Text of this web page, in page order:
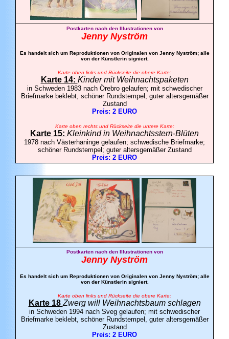
Postkarten nach den Illustrationen von
Jenny Nyström
Es handelt sich um Reproduktionen von Originalen von Jenny Nyström; alle
von der Künstlerin signiert.
Karte oben links und Rückseite die obere Karte:
Karte 14: Kinder mit Weihnachtspaketen
in Schweden 1983 nach Örebro gelaufen; mit schwedischer
Briefmarke beklebt, schöner Rundstempel, guter altersgemäßer
Zustand
Preis: 2 EURO
Karte oben rechts und Rückseite die untere Karte:
Karte 15: Kleinkind in Weihnachtsstern-Blüten
1978 nach Västerhaninge gelaufen; schwedische Briefmarke;
schöner Rundstempel; guter altersgemäßer Zustand
Preis: 2 EURO
Postkarten nach den Illustrationen von
Jenny Nyström
Es handelt sich um Reproduktionen von Originalen von Jenny Nyström; alle
von der Künstlerin signiert.
Karte oben links und Rückseite die obere Karte:
Karte 18 Zwerg will Weihnachtsbaum schlagen
in Schweden 1994 nach Sveg gelaufen; mit schwedischer
Briefmarke beklebt, schöner Rundstempel, guter altersgemäßer
Zustand
Preis: 2 EURO